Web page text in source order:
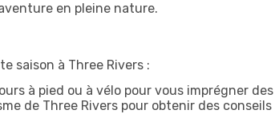
en pleine nature.
saison à Three Rivers :
à pied ou à vélo pour vous imprégner
de Three Rivers pour obtenir des